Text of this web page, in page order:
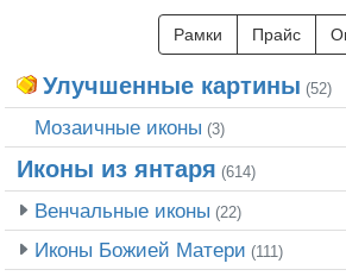
Рамки Прайс
Улучшенные картины (52)
Мозаичные иконы (3)
Иконы из янтаря (614)
Венчальные иконы (22)
Иконы Божией Матери (111)